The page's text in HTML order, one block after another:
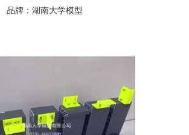
品牌：湖南大学模型